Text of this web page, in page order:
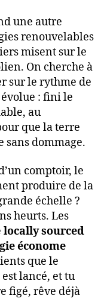
une autre
renouvelables
misent sur le
On cherche à
sur le rythme de
: fini le
au
que la terre
sans dommage.
comptoir, le
produire de la
échelle ?
heurts. Les
locally sourced
économe
que le
lancé, et tu
figé, rêve déjà